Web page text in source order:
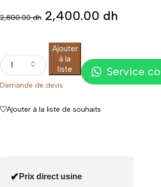
2,800.00dh 2,400.00 dh
Ajouter
à la
liste
Demande de devis
Service
Ajouter à la liste de souhaits
✔ Prix direct usine